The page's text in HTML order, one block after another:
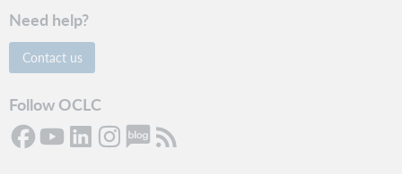
Need help?
Contact us
Follow OCLC